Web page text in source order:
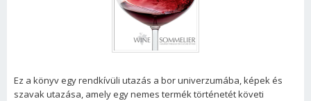
Ez a könyv egy rendkívüli utazás a bor univerzumába, képek és
szavak utazása, amely egy nemes termék történetét követi